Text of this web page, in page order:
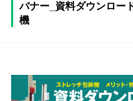
バナー_資料ダウンロー
機